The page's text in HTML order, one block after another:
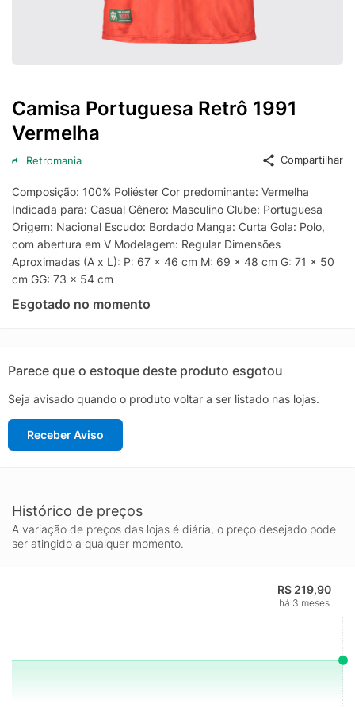
Camisa Portuguesa Retrô 1991
Vermelha
Retromania Compartilhar
Composição: 100% Poliéster Cor predominante: Vermelha
Indicada para: Casual Gênero: Masculino Clube: Portuguesa
Origem: Nacional Escudo: Bordado Manga: Curta Gola: Polo,
com abertura em V Modelagem: Regular Dimensões
Aproximadas (A x L): P: 67 x 46 cm M: 69 x 48 cm G: 71 x 50
cm GG: 73 x 54 cm
Esgotado no momento
Parece que o estoque deste produto esgotou
Seja avisado quando o produto voltar a ser listado nas lojas.
Receber Aviso
Histórico de preços
A variação de preços das lojas é diária, o preço desejado pode
ser atingido a qualquer momento.
R$ 219,90
há 3 meses